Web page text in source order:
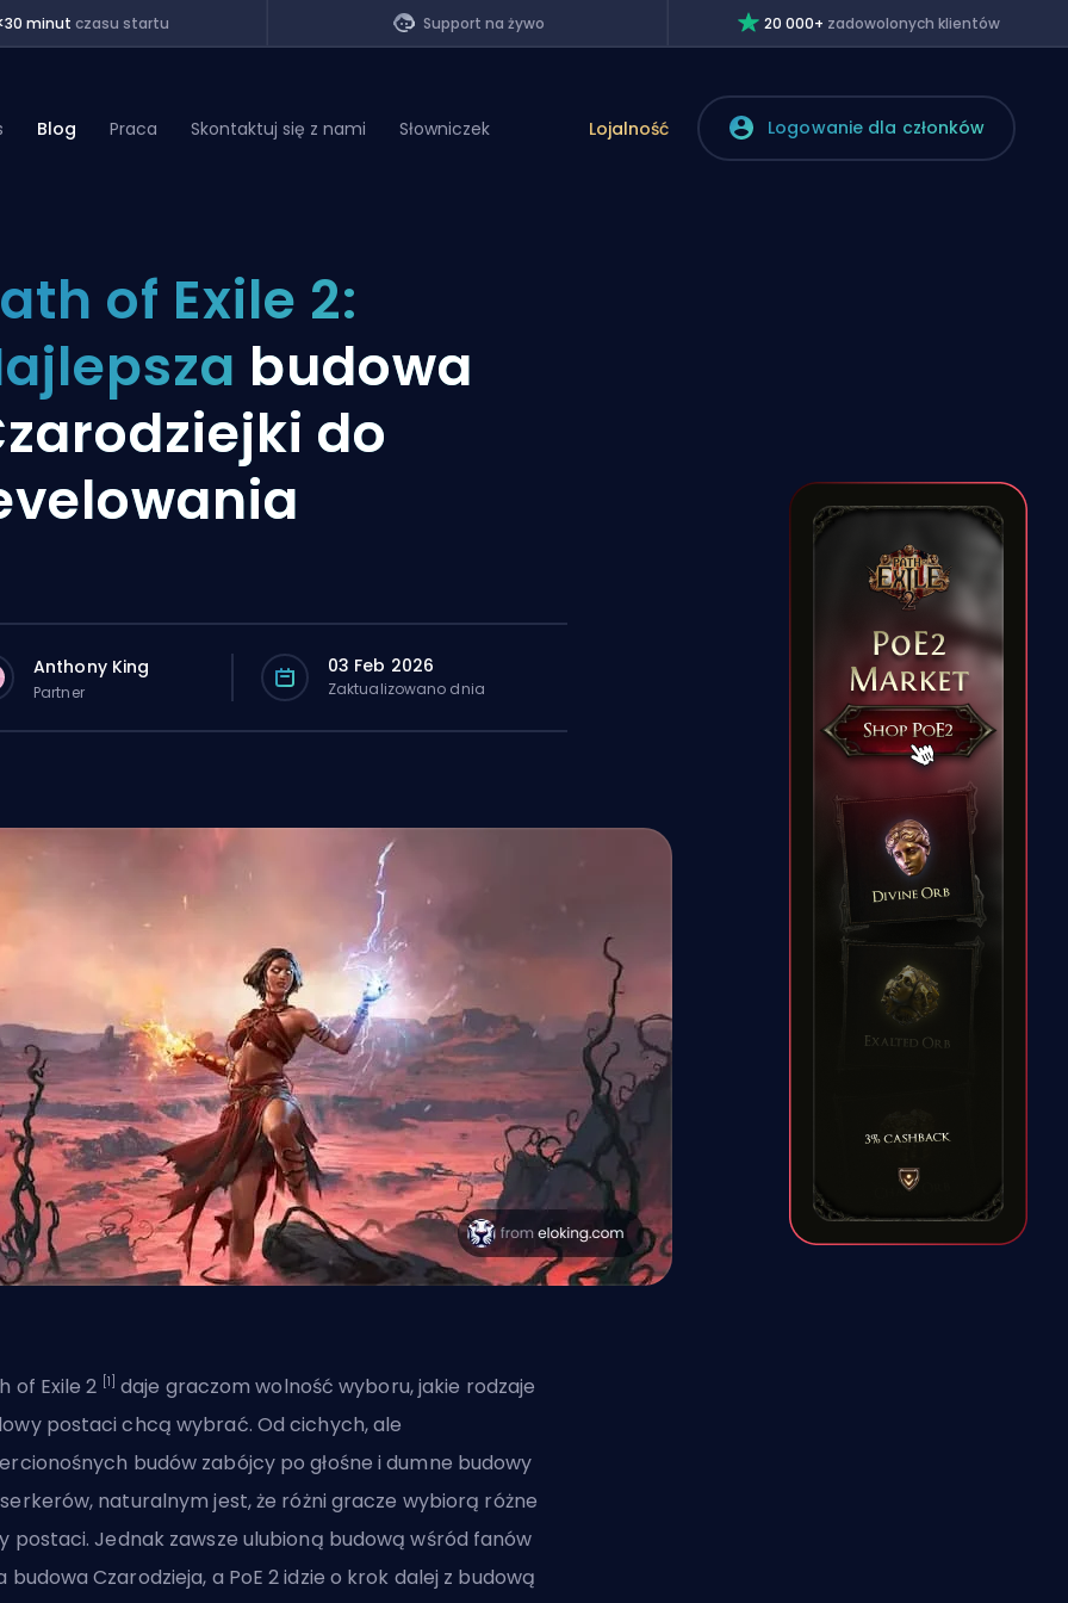
minutczasu startu Support na żywo 20 000+ zadowolonych klientów
Blog Praca Skontaktuj się z nami Słowniczek Lojalność Logowanie dla członków
of Exile 2:
budowa
do
Anthony King
Partner
03 Feb 2026
Zaktualizowano dnia
of Exile 2 [1] daje graczom wolność wyboru, jakie rodzaje
postaci chcą wybrać. Od cichych, ale
budów zabójcy po głośne i dumne budowy
naturalnym jest, że różni gracze wybiorą różne
postaci. Jednak zawsze ulubioną budową wśród fanów
budowa Czarodzieja, a PoE 2 idzie o krok dalej z budową